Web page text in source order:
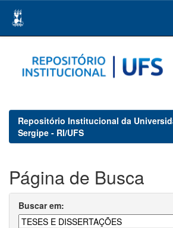
navigation
Repositório Institucional da
Sergipe - RI/UFS
Página de Busca
Buscar em: